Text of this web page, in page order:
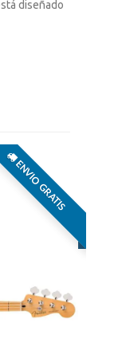
diseñado
ENVIO GRATIS